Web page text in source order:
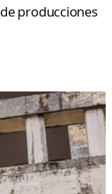
producciones